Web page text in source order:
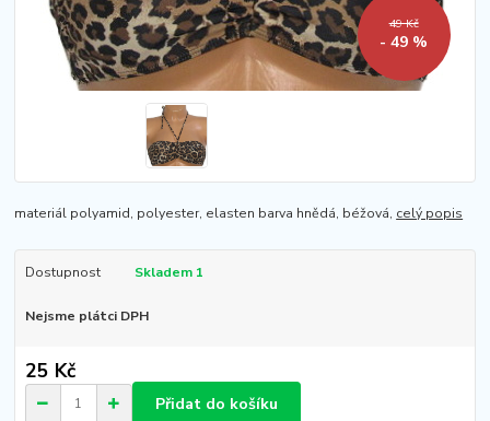
49 Kč
- 49 %
materiál polyamid, polyester, elasten barva hnědá, béžová, celý popis
Dostupnost Skladem 1
Nejsme plátci DPH
25 Kč
Přidat do košíku